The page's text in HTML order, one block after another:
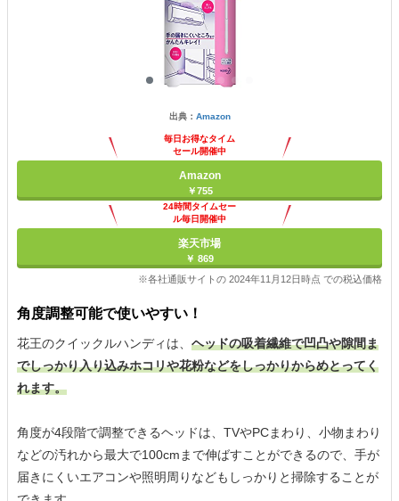
出典： Amazon
毎日お得なタイム
セール開催中
Amazon
￥755
24時間タイムセー
ル毎日開催中
楽天市場
￥ 869
※各社通販サイトの 2024年11月12日時点 での税込価格
角度調整可能で使いやすい！
花王のクイックルハンディは、 ヘッドの吸着繊維で凹凸や隙間ま
でしっかり入り込みホコリや花粉などをしっかりからめとってく
れます。
角度が4段階で調整できるヘッドは、TVやPCまわり、小物まわり
などの汚れから最大で100cmまで伸ばすことができるので、手が
届きにくいエアコンや照明周りなどもしっかりと掃除することが